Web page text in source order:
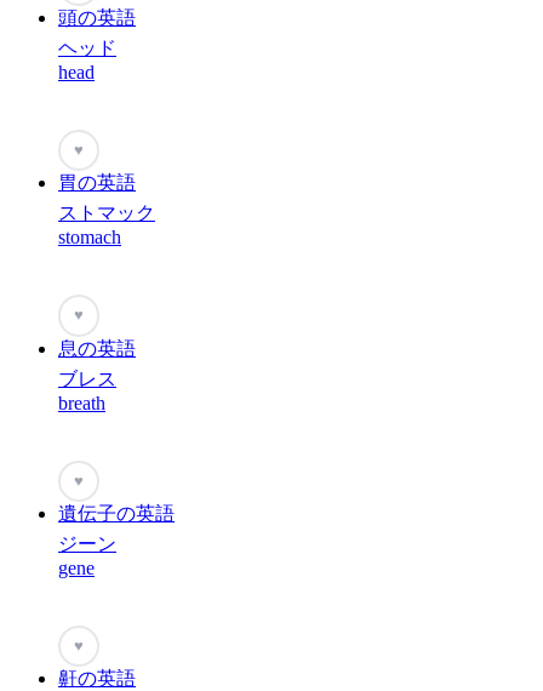
頭の英語
ヘッド
head
♥
胃の英語
ストマック
stomach
♥
息の英語
ブレス
breath
♥
遺伝子の英語
ジーン
gene
♥
鼾の英語